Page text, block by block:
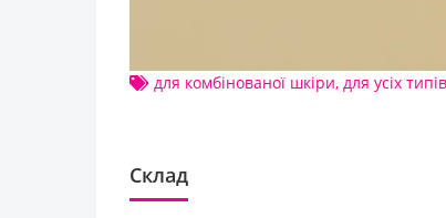
для комбінованої шкіри, для усіх
Склад